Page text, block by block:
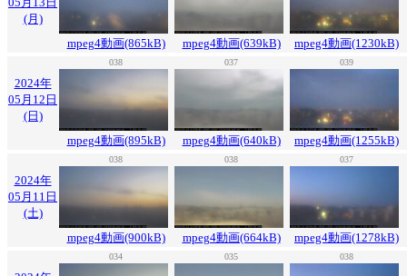
(月)
mpeg4動画(865kB)
mpeg4動画(639kB) mpeg4動画(1230kB)
038 037 039
2024年
05月12日
(日)
mpeg4動画(895kB)
mpeg4動画(640kB) mpeg4動画(1255kB)
038 038 037
2024年
05月11日
(土)
mpeg4動画(900kB)
mpeg4動画(664kB) mpeg4動画(1278kB)
034 035 038